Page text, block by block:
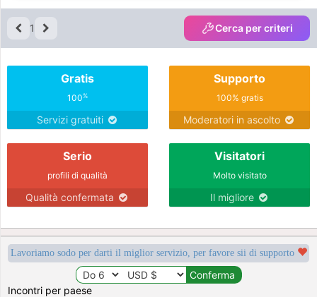
1 Cerca per criteri
Gratis
100%
Servizi gratuiti
Supporto
100% gratis
Moderatori in ascolto
Serio
profili di qualità
Qualità confermata
Visitatori
Molto visitato
Il migliore
Lavoriamo sodo per darti il miglior servizio, per favore sii di supporto
Incontri per paese